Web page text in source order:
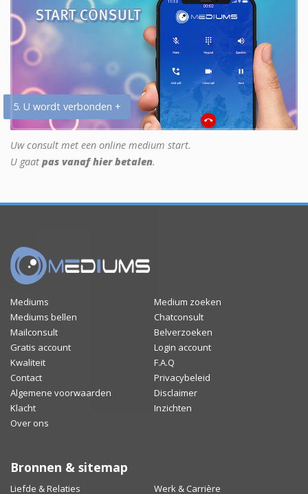
5. U wordt verbonden +
Uw consult met een online medium start.
U gaat pas vanaf hier betalen.
Mediums
Medium zoeken
Mediums bellen
Chatconsult
Mailconsult
Belverzoeken
Gratis account
Login account
Kwaliteit
F.A.Q
Contact
Privacybeleid
Algemene voorwaarden
Disclaimer
Klacht
Inzichten
Over ons
Bronnen & sitemap
Liefde & Relaties Werk & Carrière